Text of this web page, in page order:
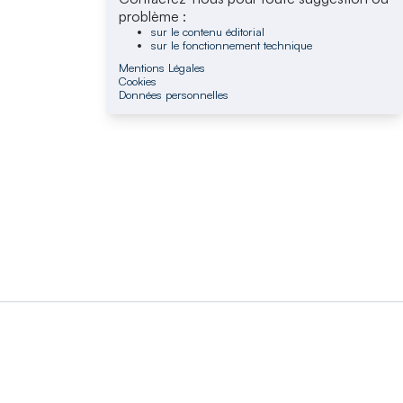
problème :
sur le contenu éditorial
sur le fonctionnement technique
Mentions Légales
Cookies
Données personnelles